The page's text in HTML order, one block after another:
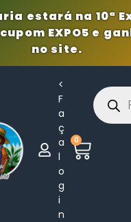
estará na 10ª
EXPO5 e
no site.
<
F
a
ç
a
l
o
g
i
n
0